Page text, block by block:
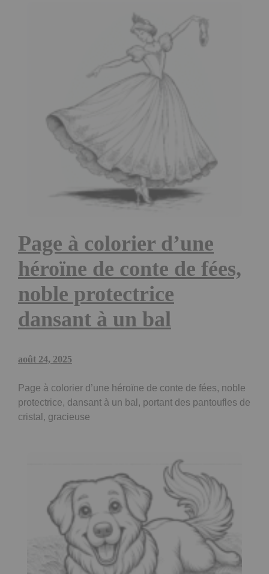
Page à colorier d’une
héroïne de conte de fées,
noble protectrice
dansant à un bal
août 24, 2025
Page à colorier d’une héroïne de conte de fées, noble
protectrice, dansant à un bal, portant des pantoufles de
cristal, gracieuse